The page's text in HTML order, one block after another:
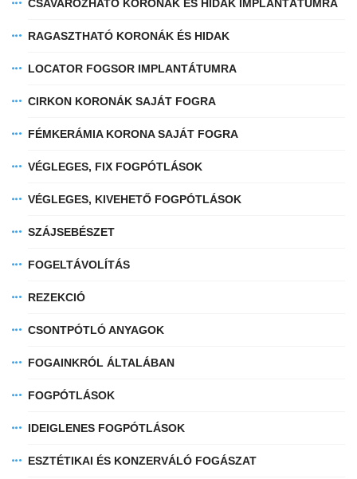
CSAVAROZHATÓ KORONÁK ÉS HIDAK IMPLANTÁTUMRA
RAGASZTHATÓ KORONÁK ÉS HIDAK
LOCATOR FOGSOR IMPLANTÁTUMRA
CIRKON KORONÁK SAJÁT FOGRA
FÉMKERÁMIA KORONA SAJÁT FOGRA
VÉGLEGES, FIX FOGPÓTLÁSOK
VÉGLEGES, KIVEHETŐ FOGPÓTLÁSOK
SZÁJSEBÉSZET
FOGELTÁVOLÍTÁS
REZEKCIÓ
CSONTPÓTLÓ ANYAGOK
FOGAINKRÓL ÁLTALÁBAN
FOGPÓTLÁSOK
IDEIGLENES FOGPÓTLÁSOK
ESZTÉTIKAI ÉS KONZERVÁLÓ FOGÁSZAT